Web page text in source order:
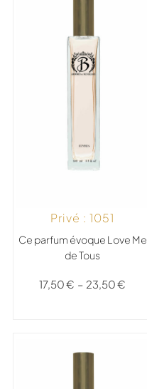
Privé : 1051
Ce parfum évoque Love Me
de Tous
17,50€ – 23,50€